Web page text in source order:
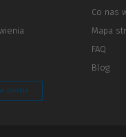
Co nas
Mapa
FAQ
Blog
cookie